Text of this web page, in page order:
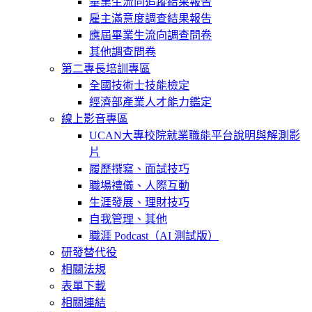
雇主滿意度調查結果報告
應屆畢業生流向調查問卷
其他調查問卷
第二專長培訓專區
全國技術士技能檢定
經濟部產業人才能力鑑定
線上影音專區
UCAN大專校院就業職能平台說明與解測影
片
履歷撰寫、面試技巧
職場禮儀、人際互動
生涯發展、理財技巧
自我管理、其他
職涯 Podcast（AI 測試版）
研發替代役
相關法規
表單下載
相關連結